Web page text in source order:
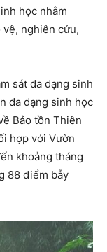
học nhằm
nghiên cứu,
sát đa dạng sinh
đa dạng sinh học
Bảo tồn Thiên
hợp với Vườn
khoảng tháng
88 điểm bẫy